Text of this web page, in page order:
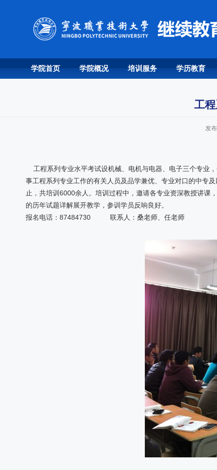
学院首页 学院概况 培训服务 学历教育
工
发
工程系列专业水平考试设机械、电机与电器、电子三个专业
事工程系列专业工作的有关人员及品学兼优、专业对口的中专
止，共培训6000余人。培训过程中，邀请各专业资深教授讲课
的历年试题详解展开教学，参训学员反响良好。
报名电话：87484730 联系人：桑老师、任老师